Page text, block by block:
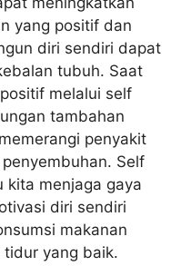
yang positif dan
diri sendiri dapat
tubuh. Saat
melalui self
tambahan
penyakit
Self
kita menjaga gaya
diri sendiri
makanan
yang baik.